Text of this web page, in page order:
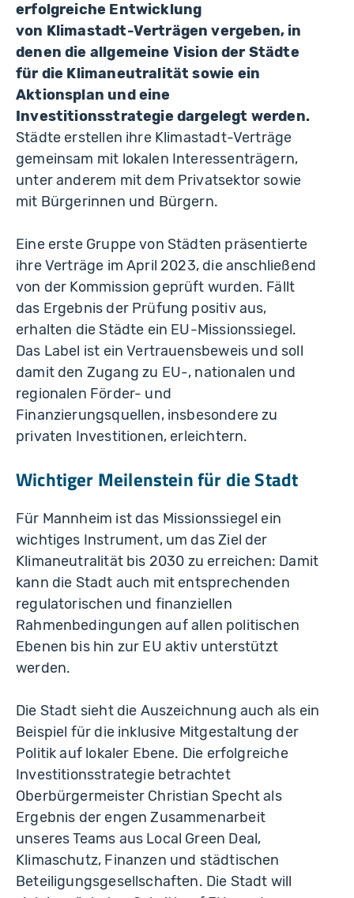
erfolgreiche Entwicklung
von Klimastadt-Verträgen vergeben, in
denen die allgemeine Vision der Städte
für die Klimaneutralität sowie ein
Aktionsplan und eine
Investitionsstrategie dargelegt werden.
Städte erstellen ihre Klimastadt-Verträge
gemeinsam mit lokalen Interessenträgern,
unter anderem mit dem Privatsektor sowie
mit Bürgerinnen und Bürgern.
Eine erste Gruppe von Städten präsentierte
ihre Verträge im April 2023, die anschließend
von der Kommission geprüft wurden. Fällt
das Ergebnis der Prüfung positiv aus,
erhalten die Städte ein EU-Missionssiegel.
Das Label ist ein Vertrauensbeweis und soll
damit den Zugang zu EU-, nationalen und
regionalen Förder- und
Finanzierungsquellen, insbesondere zu
privaten Investitionen, erleichtern.
Wichtiger Meilenstein für die Stadt
Für Mannheim ist das Missionssiegel ein
wichtiges Instrument, um das Ziel der
Klimaneutralität bis 2030 zu erreichen: Damit
kann die Stadt auch mit entsprechenden
regulatorischen und finanziellen
Rahmenbedingungen auf allen politischen
Ebenen bis hin zur EU aktiv unterstützt
werden.
Die Stadt sieht die Auszeichnung auch als ein
Beispiel für die inklusive Mitgestaltung der
Politik auf lokaler Ebene. Die erfolgreiche
Investitionsstrategie betrachtet
Oberbürgermeister Christian Specht als
Ergebnis der engen Zusammenarbeit
unseres Teams aus Local Green Deal,
Klimaschutz, Finanzen und städtischen
Beteiligungsgesellschaften. Die Stadt will